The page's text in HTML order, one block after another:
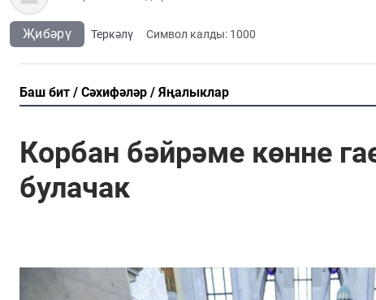
Җибәрү Теркәлү Cимвол калды: 1000
Баш бит Сәхифәләр Яңалыклар
Корбан бәйрәме көнне
булачак